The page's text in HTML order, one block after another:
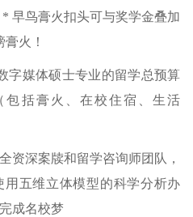
早鸟膏火扣头可与奖学金叠加
火！
媒体硕士专业的留学总预算
包括膏火、在校住宿、生活
深案牍和留学咨询师团队，
五维立体模型的科学分析办
成名校梦